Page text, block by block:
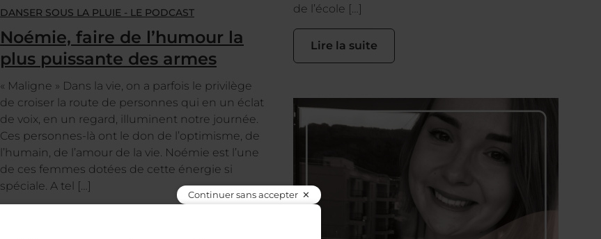
de l’école […]
Lire la suite
DANSER SOUS LA PLUIE - LE PODCAST
Noémie, faire de l’humour la
plus puissante des armes
« Maligne » Dans la vie, on a parfois le privilège
de croiser la route de personnes qui en un éclat
de voix, en un regard, illuminent notre journée.
Ces personnes-là ont le don de l’optimisme, de
l’humain, de l’amour de la vie. Noémie est l’une
de ces femmes dotées de cette énergie si
spéciale. A tel […]
Continuer sans accepter